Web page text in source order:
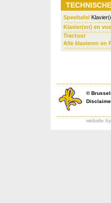
Speeltafel
Klavier(en) en
Tractuur
Alle klavieren en
©
website by